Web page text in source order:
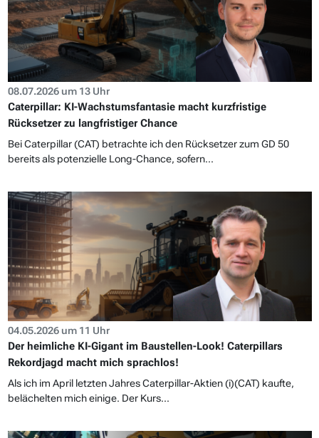
08.07.2026 um 13 Uhr
Caterpillar: KI-Wachstumsfantasie macht kurzfristige
Rücksetzer zu langfristiger Chance
Bei Caterpillar (CAT) betrachte ich den Rücksetzer zum GD 50
bereits als potenzielle Long-Chance, sofern...
04.05.2026 um 11 Uhr
Der heimliche KI-Gigant im Baustellen-Look! Caterpillars
Rekordjagd macht mich sprachlos!
Als ich im April letzten Jahres Caterpillar-Aktien (i)(CAT) kaufte,
belächelten mich einige. Der Kurs...